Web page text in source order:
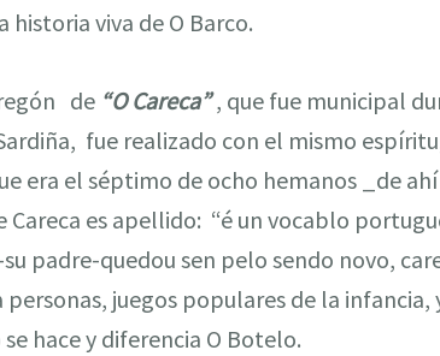
historia viva de O Barco.
de “O Careca”, que fue municipal
fue realizado con el mismo
era el séptimo de ocho hemanos _de
Careca es apellido: “é un vocablo
padre-quedou sen pelo sendo novo,
juegos populares de la infancia,
hace y diferencia O Botelo.